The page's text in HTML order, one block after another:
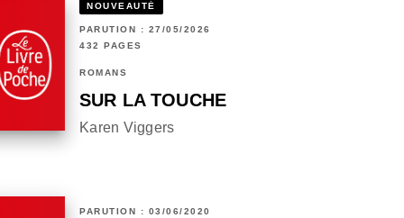
NOUVEAUTÉ
PARUTION : 27/05/2026
432 PAGES
ROMANS
SUR LA TOUCHE
Karen Viggers
PARUTION : 03/06/2020